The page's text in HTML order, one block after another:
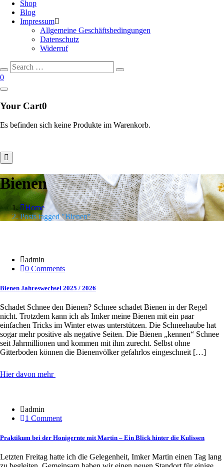
Shop
Blog
Impressum
Allgemeine Geschäftsbedingungen
Datenschutz
Widerruf
Search
for:
Search
0
Your Cart0
Es befinden sich keine Produkte im Warenkorb.
Bienen
Home
Posts tagged "Bienen"
admin
0 Comments
Bienen Jahreswechsel 2025 / 2026
Schadet Schnee den Bienen? Schnee schadet Bienen in der Regel
nicht. Trotzdem kann ich als Imker meine Bienen mit ein paar
einfachen Tricks im Winter etwas unterstützen. Die Schneehaube hat
sogar mehr positive als negative Seiten. Die Bienen „kennen“ Schnee
seit Jahrmillionen und kommen mit ihm zurecht. Selbst ohne
Gitterboden können die Bienenvölker gefahrlos eingeschneit […]
Hier davon mehr
admin
1 Comment
Praktikum bei der Honigernte mit Martin – Ein Blick hinter die Kulissen
Letzten Freitag hatte ich die Gelegenheit, Imker Martin einen Tag lang